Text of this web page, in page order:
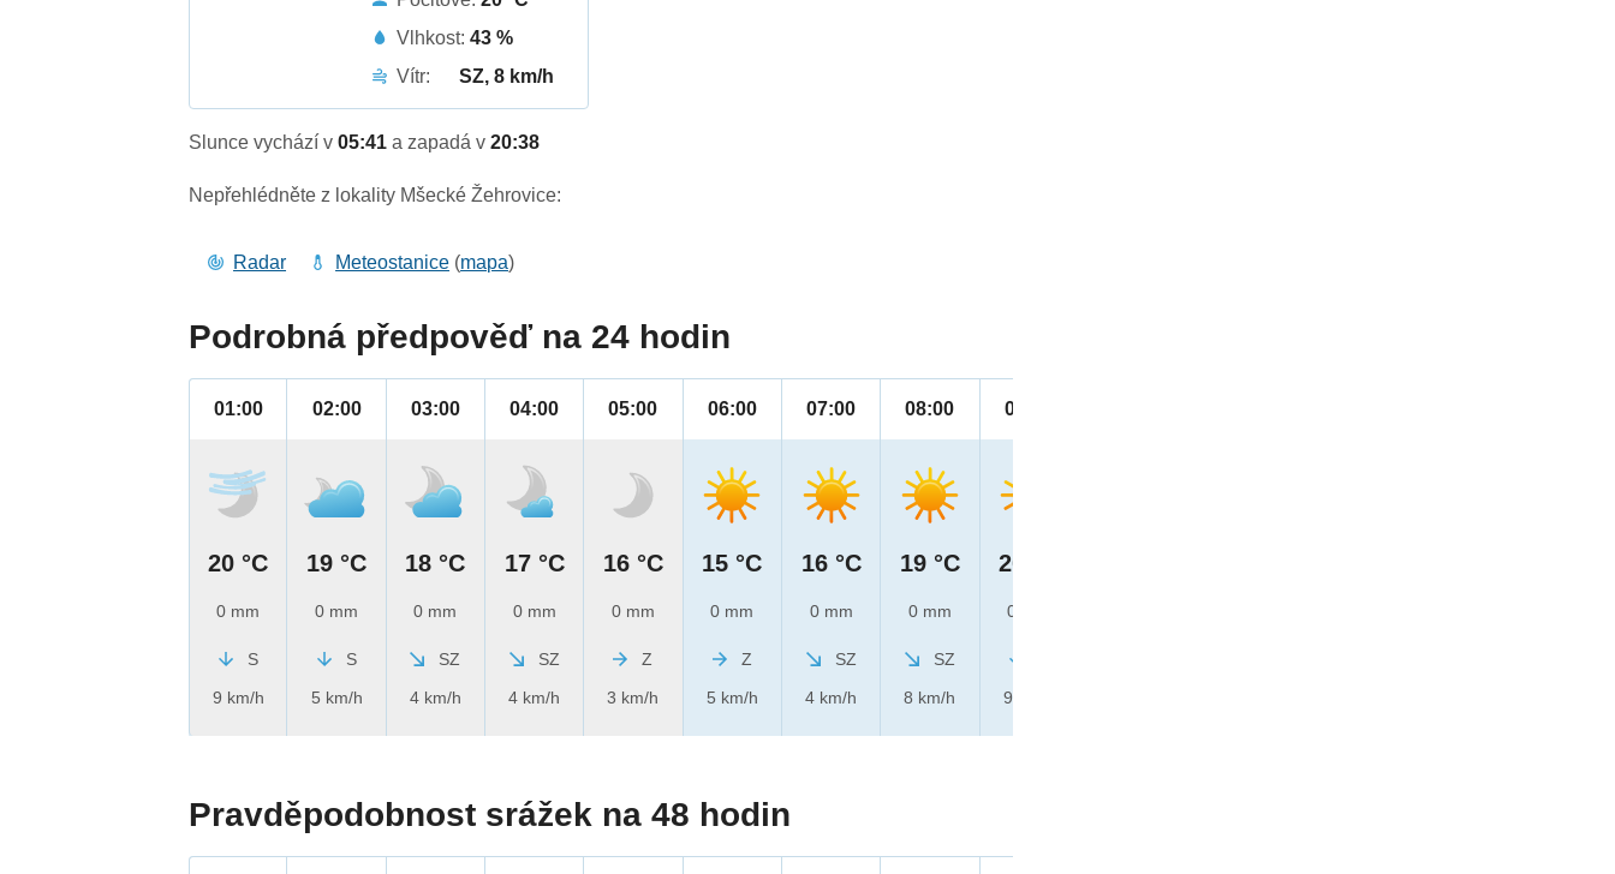
Vlhkost:43 %
Vítr:
SZ, 8 km/h
Slunce vychází v05:41a zapadá v20:38
Nepřehlédněte z lokality Mšecké Žehrovice:
Radar Meteostanice (mapa)
Podrobná předpověď na 24 hodin
01:00
20 °C
0 mm
S
9 km/h
02:00
19 °C
0 mm
S
5 km/h
03:00
18 °C
0 mm
SZ
4 km/h
04:00
17 °C
0 mm
SZ
4 km/h
05:00
16 °C
0 mm
Z
3 km/h
06:00
15 °C
0 mm
Z
5 km/h
07:00
16 °C
0 mm
SZ
4 km/h
08:00
19 °C
0 mm
SZ
8 km/h
09:00
20 °C
0 mm
9 km/h
Pravděpodobnost srážek na 48 hodin